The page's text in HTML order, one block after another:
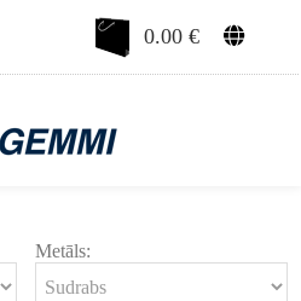
0.00€
Metāls: